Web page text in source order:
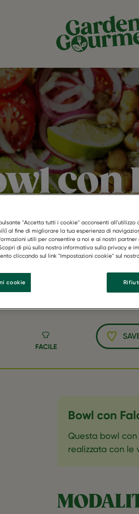
con
FACILE
Bowl con
‎Questa bowl
realizzata con le
"Accetta tutti i cookie" acconsenti
al fine di migliorare la tua esperienza di
utili per consentire a noi e ai nostri
di più sulla nostra informativa sulla privacy e
cliccando sul link "Impostazioni cookie" sul
cookie